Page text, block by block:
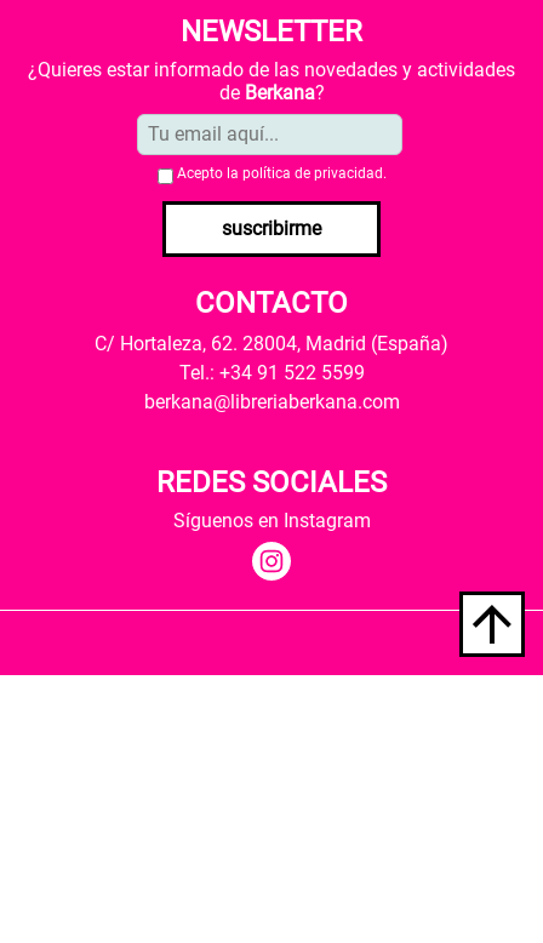
NEWSLETTER
¿Quieres estar informado de las novedades y actividades
de Berkana?
Acepto la política de privacidad .
suscribirme
CONTACTO
C/ Hortaleza, 62. 28004, Madrid (España)
Tel.: +34 91 522 5599
berkana@libreriaberkana.com
REDES SOCIALES
Síguenos en Instagram